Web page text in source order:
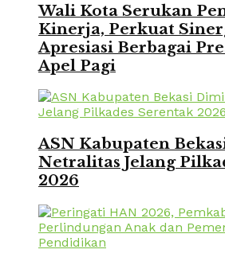
Wali Kota Serukan
Kinerja, Perkuat
Apresiasi Berbagai
Apel Pagi
ASN Kabupaten
Netralitas Jelang
2026